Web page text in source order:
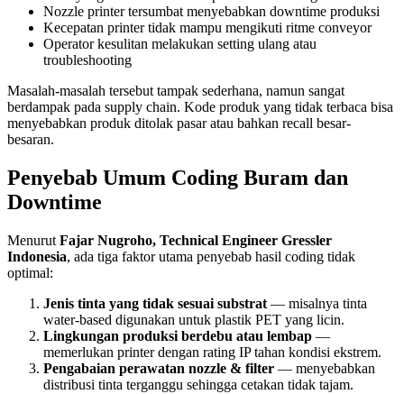
Nozzle printer tersumbat menyebabkan downtime produksi
Kecepatan printer tidak mampu mengikuti ritme conveyor
Operator kesulitan melakukan setting ulang atau
troubleshooting
Masalah-masalah tersebut tampak sederhana, namun sangat
berdampak pada supply chain. Kode produk yang tidak terbaca bisa
menyebabkan produk ditolak pasar atau bahkan recall besar-
besaran.
Penyebab Umum Coding Buram dan
Downtime
Menurut Fajar Nugroho, Technical Engineer Gressler
Indonesia, ada tiga faktor utama penyebab hasil coding tidak
optimal:
Jenis tinta yang tidak sesuai substrat — misalnya tinta
water-based digunakan untuk plastik PET yang licin.
Lingkungan produksi berdebu atau lembap —
memerlukan printer dengan rating IP tahan kondisi ekstrem.
Pengabaian perawatan nozzle & filter — menyebabkan
distribusi tinta terganggu sehingga cetakan tidak tajam.